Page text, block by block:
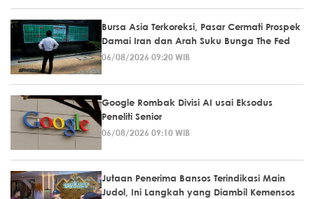
Bursa Asia Terkoreksi, Pasar Cermati Prospek
Damai Iran dan Arah Suku Bunga The Fed
06/08/2026 09:20 WIB
Google Rombak Divisi AI usai Eksodus
Peneliti Senior
06/08/2026 09:10 WIB
Jutaan Penerima Bansos Terindikasi Main
Judol, Ini Langkah yang Diambil Kemensos